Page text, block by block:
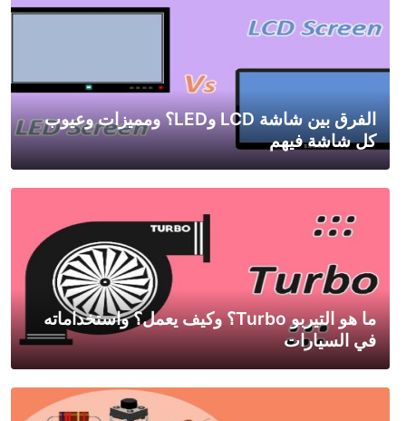
الفرق بين شاشة LCD وLED؟ ومميزات وعيوب
كل شاشة فيهم
ما هو التيربو Turbo؟ وكيف يعمل؟ واستخداماته
في السيارات